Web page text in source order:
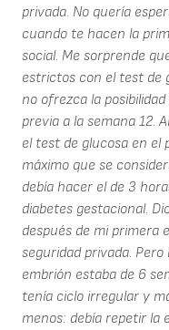
privada. No quería
cuando te hacen la
social. Me sorprende
estrictos con el test de
no ofrezca la
previa a la semana 12.
el test de glucosa en el
máximo que se
debía hacer el de 3
diabetes gestacional.
después de mi primera
seguridad privada.
embrión estaba de 6
tenía ciclo irregular y
menos: debía repetir la